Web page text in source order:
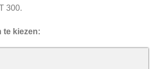
300.
te kiezen: